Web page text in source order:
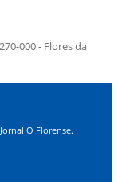
000 - Flores da
O Florense.